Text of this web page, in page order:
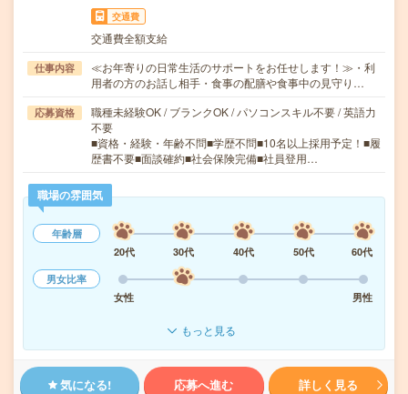
交通費
交通費全額支給
仕事内容
≪お年寄りの日常生活のサポートをお任せします！≫・利
用者の方のお話し相手・食事の配膳や食事中の見守り…
応募資格
職種未経験OK / ブランクOK / パソコンスキル不要 / 英語力
不要
■資格・経験・年齢不問■学歴不問■10名以上採用予定！■履
歴書不要■面談確約■社会保険完備■社員登用…
職場の雰囲気
年齢層
20代
30代 40代 50代
60代
男女比率
女性
男性
もっと見る
気になる! 応募へ進む 詳しく見る